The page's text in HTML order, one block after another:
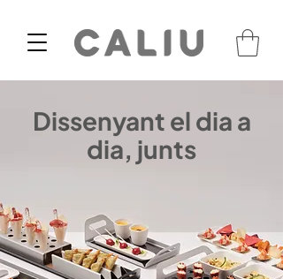
Dissenyant el dia a
dia, junts